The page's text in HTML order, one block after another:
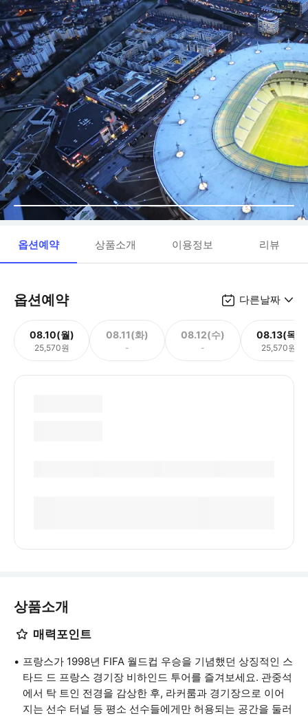
옵션예약 상품소개 이용정보 리뷰
옵션예약 다른날짜
08.10(월)
25,570원
08.11(화)
-
08.12(수)
-
08.13(목)
25,570원
상품소개
매력포인트
프랑스가 1998년 FIFA 월드컵 우승을 기념했던 상징적인 스
타드 드 프랑스 경기장 비하인드 투어를 즐겨보세요. 관중석
에서 탁 트인 전경을 감상한 후, 라커룸과 경기장으로 이어
지는 선수 터널 등 평소 선수들에게만 허용되는 공간을 둘러